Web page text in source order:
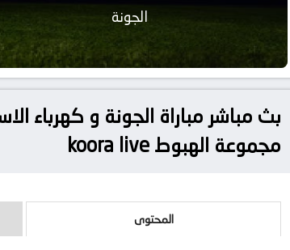
الجونة
بث مباشر مباراة الجونة و كهرباء
مجموعة الهبوط koora live
المحتوى